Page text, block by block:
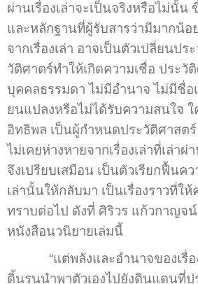
ผ่านเรื่องเล่าจะเป็นจริงหรือไม่นั้น
และหลักฐานที่ผู้รับสารว่ามีมากน้อ
จากเรื่องเล่า อาจเป็นตัวเปลี่ยนปร
วัติศาตร์ทำให้เกิดความเชื่อ ประวั
บุคคลธรรมดา ไม่มีอำนาจ ไม่มีชื่อ
ยนแปลงหรือไม่ได้รับความสนใจ
อิทธิพล เป็นผู้กำหนดประวัติศาสต
ไม่เคยห่างหายจากเรื่องเล่าที่เล่าผ่
จึงเปรียบเสมือน เป็นตัวเรียกฟื้นค
เล่านั้นให้กลับมา เป็นเรื่องราวที่ใ
ทราบต่อไป ดังที่ ศิริวร แก้วกาญจ
หนังสือนวนิยายเล่มนี้
“แต่พลังและอำนาจของเรื่อง
ดิ้นรนนำพาตัวเองไปยังดินแดนที่